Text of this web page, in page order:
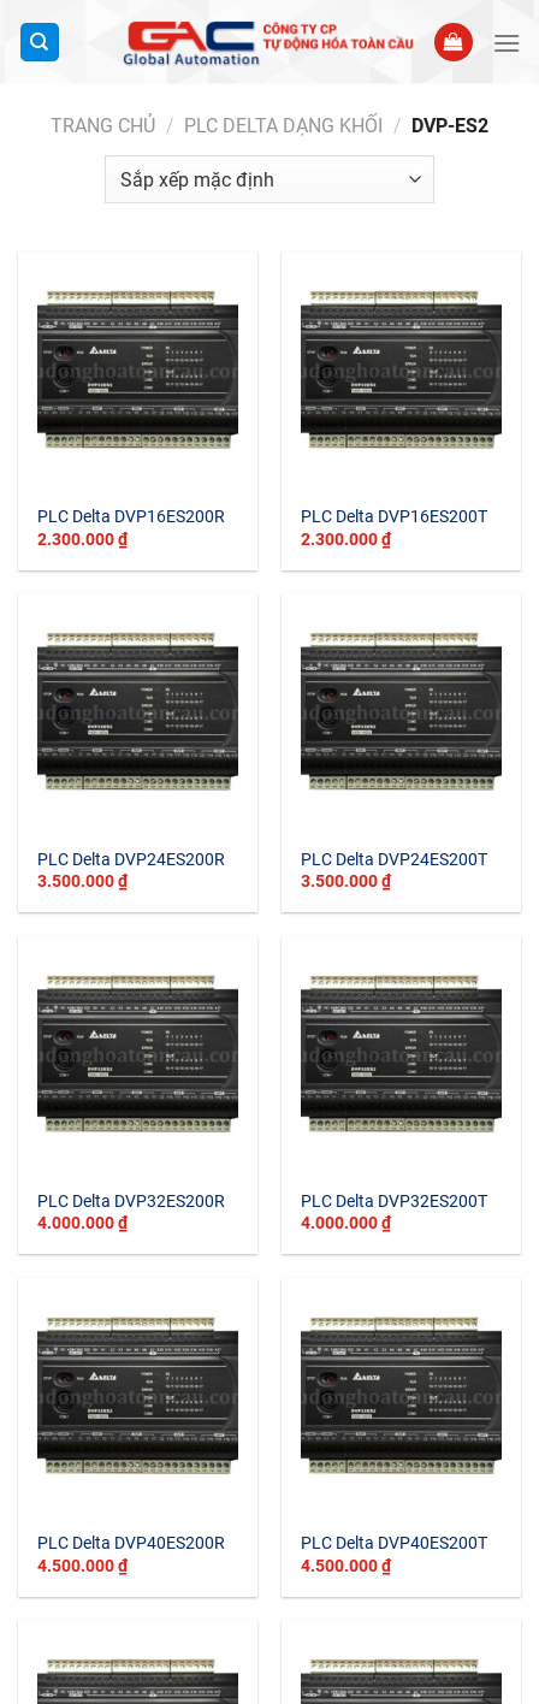
qua
TRANG CHỦ / PLC DELTA DẠNG KHỐI / DVP-ES2
PLC Delta DVP16ES200R
2.300.000₫
PLC Delta DVP16ES200T
2.300.000₫
PLC Delta DVP24ES200R
3.500.000₫
PLC Delta DVP24ES200T
3.500.000₫
PLC Delta DVP32ES200R
4.000.000₫
PLC Delta DVP32ES200T
4.000.000₫
PLC Delta DVP40ES200R
4.500.000₫
PLC Delta DVP40ES200T
4.500.000₫